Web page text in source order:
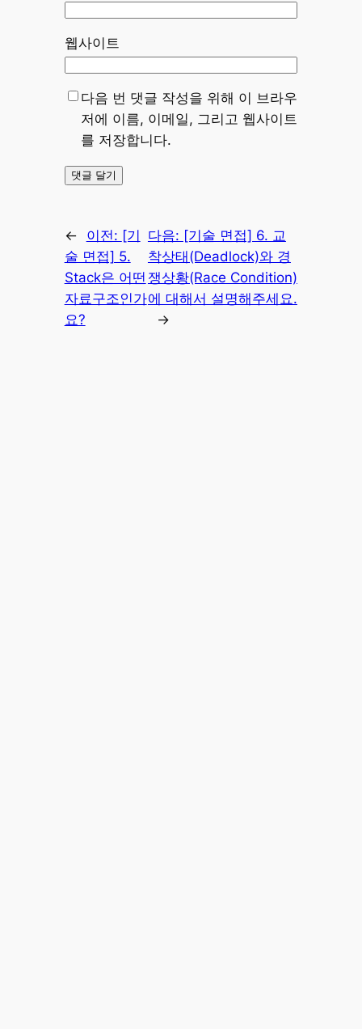
웹사이트
다음 번 댓글 작성을 위해 이 브라우
저에 이름, 이메일, 그리고 웹사이트
를 저장합니다.
← 이전: [기
술 면접] 5.
Stack은 어떤
자료구조인가
요?
다음: [기술 면접] 6. 교
착상태(Deadlock)와 경
쟁상황(Race Condition)
에 대해서 설명해주세요.
→